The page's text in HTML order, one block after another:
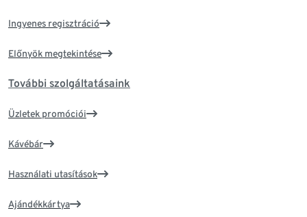
Ingyenes regisztráció
Előnyök megtekintése
További szolgáltatásaink
Üzletek promóciói
Kávébár
Használati utasítások
Ajándékkártya